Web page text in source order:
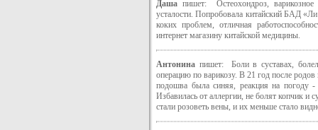
Даша пишет: Остеохондроз,
усталости. Попробовала китайский БАД
коких проблем, отличная
интернет магазину китайской медицины.
Антонина пишет: Боли в суставах,
операцию по варикозу. В 21 год после
подошва была синяя, реакция на погоду
Избавилась от аллергии, не болят копчик и
стали розоветь вены, и их меньше стало